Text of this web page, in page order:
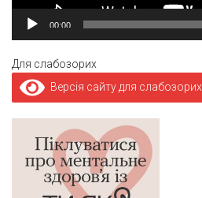
00:00
Для слабозорих
Версія сайту для слабозорих